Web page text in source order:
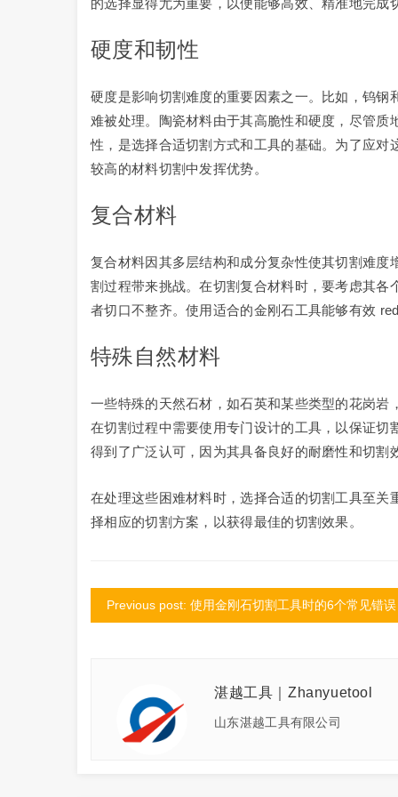
的选择显得尤为重要，以便能够高效、精准地完成
硬度和韧性
硬度是影响切割难度的重要因素之一。比如，钨
难被处理。陶瓷材料由于其高脆性和硬度，尽管
性，是选择合适切割方式和工具的基础。为了应对
较高的材料切割中发挥优势。
复合材料
复合材料因其多层结构和成分复杂性使其切割难
割过程带来挑战。在切割复合材料时，要考虑其
者切口不整齐。使用适合的金刚石工具能够有效
特殊自然材料
一些特殊的天然石材，如石英和某些类型的花岗
在切割过程中需要使用专门设计的工具，以保证
得到了广泛认可，因为其具备良好的耐磨性和切割
在处理这些困难材料时，选择合适的切割工具至
择相应的切割方案，以获得最佳的切割效果。
Previous post: 使用金刚石切割工具时的6个常见错误
湛越工具｜Zhanyuetool
山东湛越工具有限公司